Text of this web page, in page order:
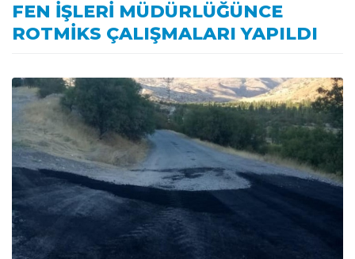
FEN İŞLERİ MÜDÜRLÜĞÜNCE
ROTMİKS ÇALIŞMALARI YAPILDI